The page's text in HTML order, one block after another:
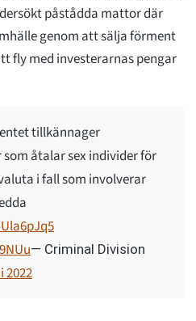
påstådda mattor där
genom att sälja förment
fly med investerarnas pengar
tillkännager
åtalar sex individer för
i fall som involverar
— Criminal Division
2022